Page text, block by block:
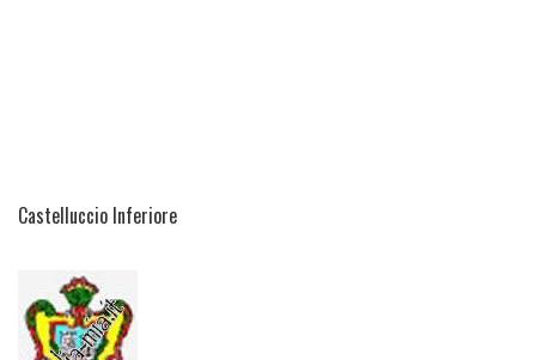
Castelluccio Inferiore